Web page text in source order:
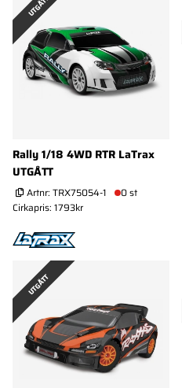
UTGÅTT
Rally 1/18 4WD RTR LaTrax
UTGÅTT
Artnr: TRX75054-1
0 st
Cirkapris: 1793kr
UTGÅTT